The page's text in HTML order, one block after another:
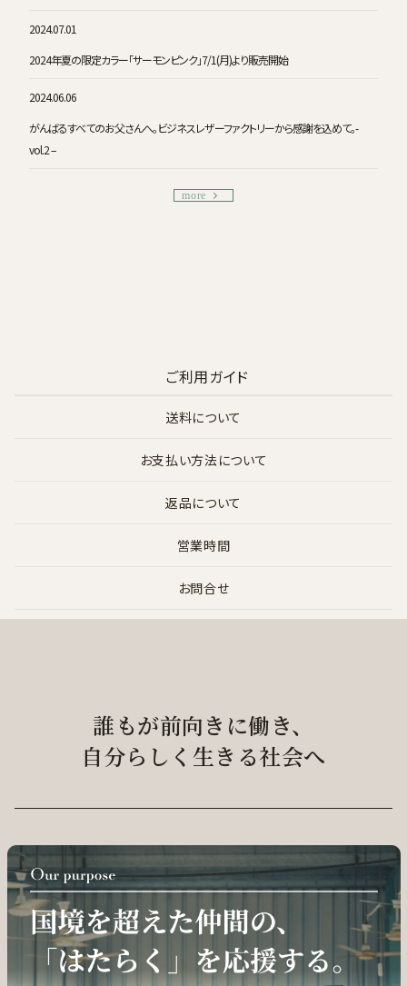
2024.07.01
2024年夏の限定カラー「サーモンピンク」7/1(月)より販売開始
2024.06.06
がんばるすべてのお父さんへ。ビジネスレザーファクトリーから感謝を込めて。-
vol.2 –
more
ご利用ガイド
送料について
お支払い方法について
返品について
営業時間
お問合せ
誰もが前向きに働き、
自分らしく生きる社会へ